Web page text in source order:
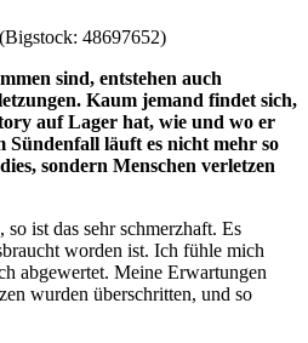
48697652)
sind, entstehen auch
Kaum jemand findet sich,
auf Lager hat, wie und wo er
Sündenfall läuft es nicht mehr so
sondern Menschen verletzen
ist das sehr schmerzhaft. Es
worden ist. Ich fühle mich
abgewertet. Meine Erwartungen
wurden überschritten, und so